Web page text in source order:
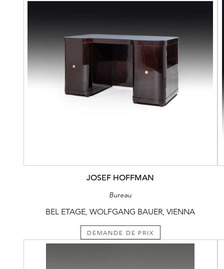
JOSEF HOFFMAN
Bureau
BEL ETAGE, WOLFGANG BAUER, VIENNA
DEMANDE DE PRIX